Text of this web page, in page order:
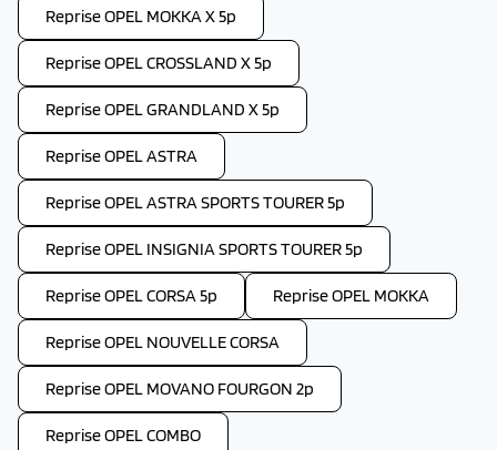
Reprise OPEL MOKKA X 5p
Reprise OPEL CROSSLAND X 5p
Reprise OPEL GRANDLAND X 5p
Reprise OPEL ASTRA
Reprise OPEL ASTRA SPORTS TOURER 5p
Reprise OPEL INSIGNIA SPORTS TOURER 5p
Reprise OPEL CORSA 5p Reprise OPEL MOKKA
Reprise OPEL NOUVELLE CORSA
Reprise OPEL MOVANO FOURGON 2p
Reprise OPEL COMBO